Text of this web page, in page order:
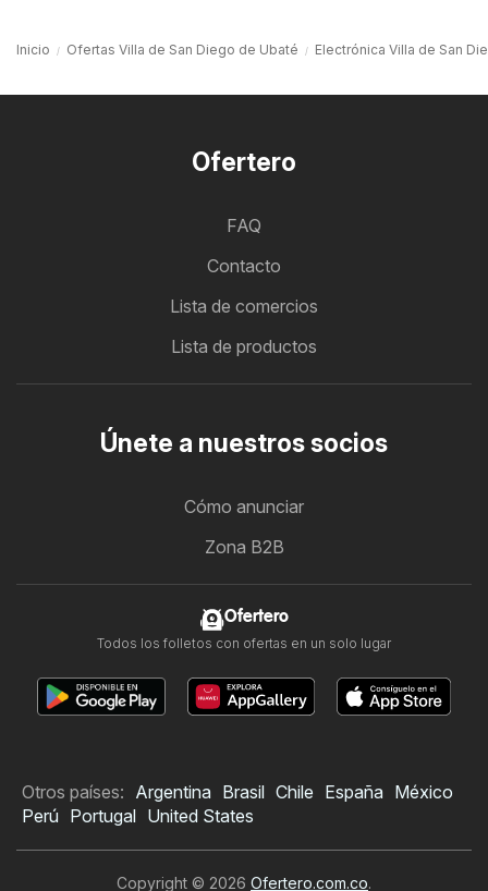
Inicio Ofertas Villa de San Diego de Ubaté Electrónica Villa de San
Ofertero
FAQ
Contacto
Lista de comercios
Lista de productos
Únete a nuestros socios
Cómo anunciar
Zona B2B
Ofertero
Todos los folletos con ofertas en un solo lugar
Otros países: Argentina Brasil Chile España México
Perú Portugal United States
Copyright © 2026 Ofertero.com.co.